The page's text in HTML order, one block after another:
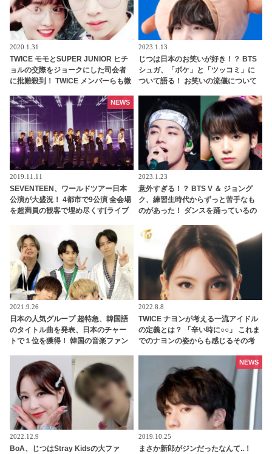
2020.1.31
TWICE モモとSUPER JUNIOR ヒチ
ョルの交際をジョークにした司会者
に批難殺到！ TWICE メンバーらも微
2023.1.13
じつは日本のお笑いが好き！？ BTS
シュガ、「ボケ」と「ツッコミ」に
ついて語る！ お笑いの流儀について
2019.11.11
SEVENTEEN、ワールドツアー日本
公演が大盛況！ 4都市で9公演 全会場
を超満員の観客で埋め尽くす[ライブ
NEWS
2023.1.23
意外すぎる！？ BTS V ＆ ジョング
ク、練習生時代からずっと苦手なも
のがあった！ ダンスを踊っているの
がら痛みに耐える彼らの姿にくぎづ
け
2021.9.26
日本の人気グループ 超特急、韓国語
のタイトル曲を発表、日本のチャー
トで１位を獲得！ 韓国の音楽ファン
2022.8.8
TWICE ナヨンが考える一流アイドル
の定義とは？ 「辛い時に○○」 これま
でのナヨンの姿からも感じるその考
2022.12.9
BoA、じつはStray Kidsの大ファ
2019.10.25
まさか新郎がジンだったなんて..！
NEWS